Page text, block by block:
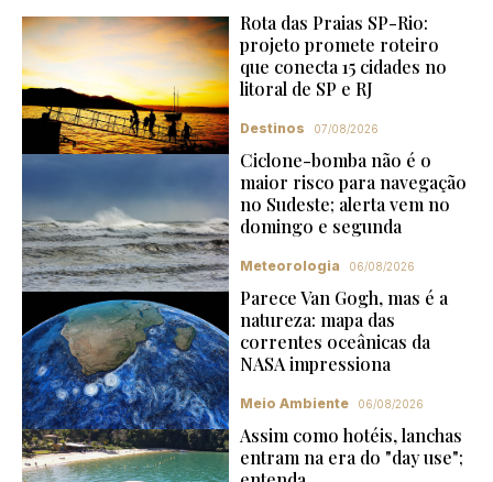
Rota das Praias SP-Rio:
projeto promete roteiro
que conecta 15 cidades no
litoral de SP e RJ
Destinos 07/08/2026
Ciclone-bomba não é o
maior risco para navegação
no Sudeste; alerta vem no
domingo e segunda
Meteorologia 06/08/2026
Parece Van Gogh, mas é a
natureza: mapa das
correntes oceânicas da
NASA impressiona
Meio Ambiente 06/08/2026
Assim como hotéis, lanchas
entram na era do "day use";